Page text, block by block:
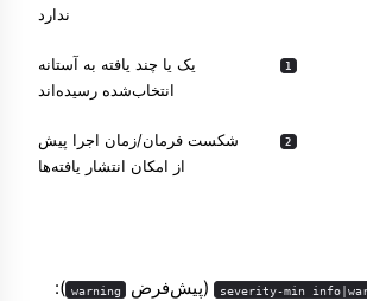
ندارد
1
یک یا چند یافته به آستانه
انتخاب‌شده رسیده‌اند
2
شکست فرمان/زمان اجرا پیش
از امکان انتشار یافته‌ها
(پیش‌فرض warning
):